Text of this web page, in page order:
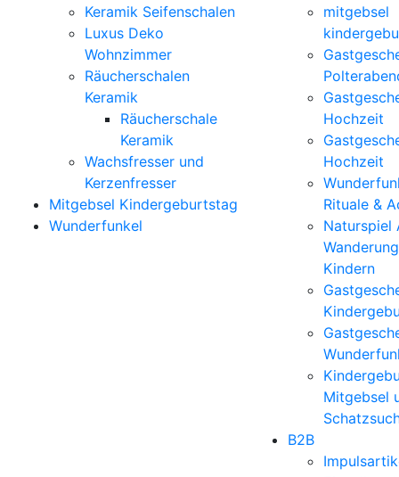
Keramik Seifenschalen
Luxus Deko
Wohnzimmer
Räucherschalen
Keramik
Räucherschale
Keramik
Wachsfresser und
Kerzenfresser
Mitgebsel Kindergeburtstag
Wunderfunkel
mitgebsel
Hochzeit
Hochzeit
Rituale &
Naturspiel
Kindern
Mitgebsel
B2B